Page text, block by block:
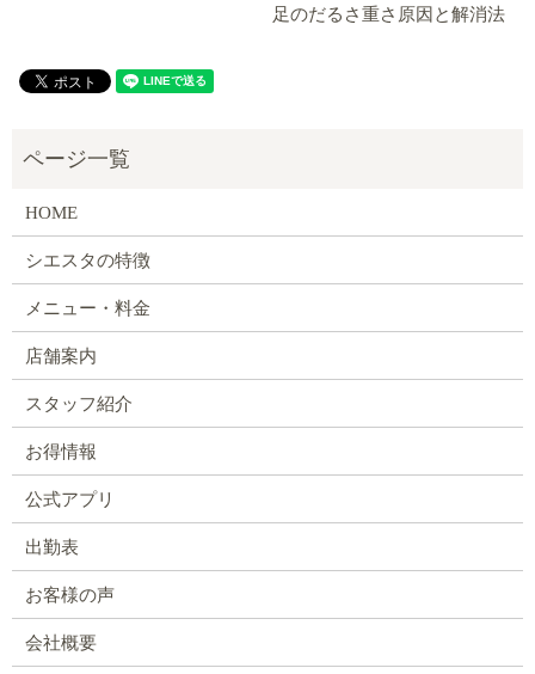
足のだるさ重さ原因と解消法
HOME
シエスタの特徴
メニュー・料金
店舗案内
スタッフ紹介
お得情報
公式アプリ
出勤表
お客様の声
会社概要